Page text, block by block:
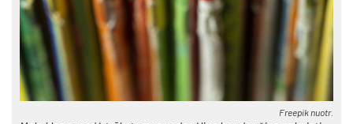
Free­pik nuo­tr.